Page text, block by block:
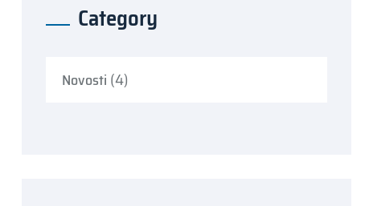
Category
Novosti (4)